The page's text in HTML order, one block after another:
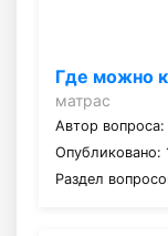
Где можно
матрас
Автор вопроса:
Опубликовано:
Раздел